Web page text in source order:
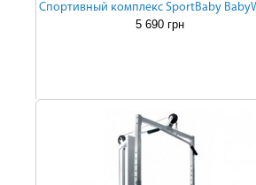
Cпортивный комплекс SportBaby
5 690 грн